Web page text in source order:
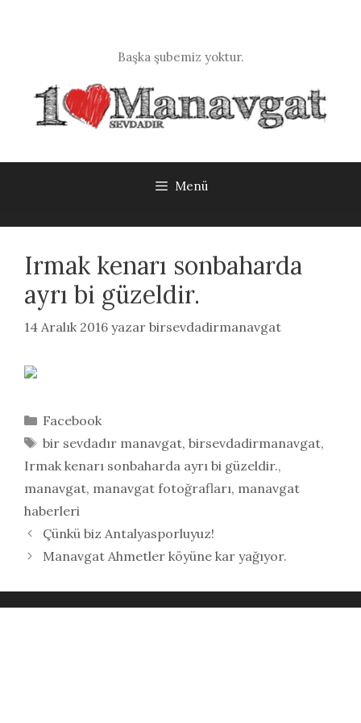
Başka şubemiz yoktur.
Menü
Irmak kenarı sonbaharda
ayrı bi güzeldir.
14 Aralık 2016 yazar birsevdadirmanavgat
Kategoriler
Facebook
Etiketler
bir sevdadır manavgat, birsevdadirmanavgat,
Irmak kenarı sonbaharda ayrı bi güzeldir.,
manavgat, manavgat fotoğrafları, manavgat
haberleri
Çünkü biz Antalyasporluyuz!
Manavgat Ahmetler köyüne kar yağıyor.